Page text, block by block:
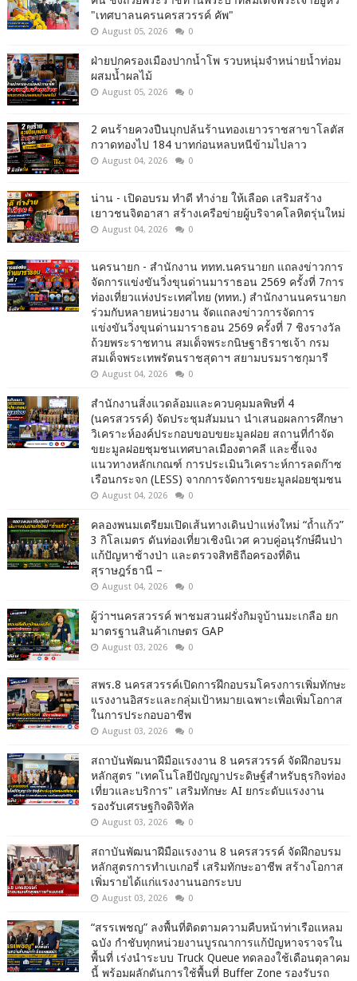
"เทศบาลนครนครสวรรค์ คัพ"
August 05, 2026 0
ฝ่ายปกครองเมืองปากน้ำโพ รวบหนุ่มจำหน่ายน้ำท่อม
ผสมน้ำผลไม้
August 05, 2026 0
2 คนร้ายควงปืนบุกปล้นร้านทองเยาวราชสาขาโลตัส
กวาดทองไป 184 บาทก่อนหลบหนีข้ามไปลาว
August 04, 2026 0
น่าน - เปิดอบรม ทำดี ทำง่าย ให้เลือด เสริมสร้าง
เยาวชนจิตอาสา สร้างเครือข่ายผู้บริจาคโลหิตรุ่นใหม่
August 04, 2026 0
นครนายก - สำนักงาน ททท.นครนายก แถลงข่าวการ
จัดการแข่งขันวิ่งขุนด่านมาราธอน 2569 ครั้งที่ 7การ
ท่องเที่ยวแห่งประเทศไทย (ททท.) สำนักงานนครนายก
ร่วมกับหลายหน่วยงาน จัดแถลงข่าวการจัดการ
แข่งขันวิ่งขุนด่านมาราธอน 2569 ครั้งที่ 7 ชิงรางวัล
ถ้วยพระราชทาน สมเด็จพระกนิษฐาธิราชเจ้า กรม
สมเด็จพระเทพรัตนราชสุดาฯ สยามบรมราชกุมารี
August 04, 2026 0
สำนักงานสิ่งแวดล้อมและควบคุมมลพิษที่ 4
(นครสวรรค์) จัดประชุมสัมมนา นำเสนอผลการศึกษา
วิเคราะห์องค์ประกอบขอบขยะมูลฝอย สถานที่กำจัด
ขยะมูลฝอยชุมชนเทศบาลเมืองตาคลี และชี้แจง
แนวทางหลักเกณฑ์ การประเมินวิเคราะห์การลดก๊าซ
เรือนกระจก (LESS) จากการจัดการขยะมูลฝอยชุมชน
August 04, 2026 0
คลองพนมเตรียมเปิดเส้นทางเดินป่าแห่งใหม่ “ถ้ำแก้ว”
3 กิโลเมตร ดันท่องเที่ยวเชิงนิเวศ ควบคู่อนุรักษ์ผืนป่า
แก้ปัญหาช้างป่า และตรวจสิทธิถือครองที่ดิน
สุราษฎร์ธานี –
August 04, 2026 0
ผู้ว่าฯนครสวรรค์ พาชมสวนฝรั่งกิมจูบ้านมะเกลือ ยก
มาตรฐานสินค้าเกษตร GAP
August 03, 2026 0
สพร.8 นครสวรรค์เปิดการฝึกอบรมโครงการเพิ่มทักษะ
แรงงานอิสระและกลุ่มเป้าหมายเฉพาะเพื่อเพิ่มโอกาส
ในการประกอบอาชีพ
August 03, 2026 0
สถาบันพัฒนาฝีมือแรงงาน 8 นครสวรรค์ จัดฝึกอบรม
หลักสูตร "เทคโนโลยีปัญญาประดิษฐ์สำหรับธุรกิจท่อง
เที่ยวและบริการ" เสริมทักษะ AI ยกระดับแรงงาน
รองรับเศรษฐกิจดิจิทัล
August 03, 2026 0
สถาบันพัฒนาฝีมือแรงงาน 8 นครสวรรค์ จัดฝึกอบรม
หลักสูตรการทำเบเกอรี่ เสริมทักษะอาชีพ สร้างโอกาส
เพิ่มรายได้แก่แรงงานนอกระบบ
August 03, 2026 0
“สรรเพชญ” ลงพื้นที่ติดตามความคืบหน้าท่าเรือแหลม
ฉบัง กำชับทุกหน่วยงานบูรณาการแก้ปัญหาจราจรใน
พื้นที่ เร่งนำระบบ Truck Queue ทดลองใช้เดือนตุลาคม
นี้ พร้อมผลักดันการใช้พื้นที่ Buffer Zone รองรับรถ